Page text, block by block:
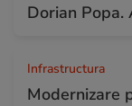
Dorian
Infrastructura
Modernizare